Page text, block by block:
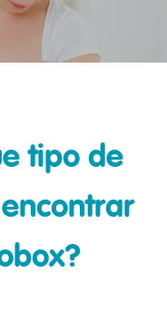
tipo de